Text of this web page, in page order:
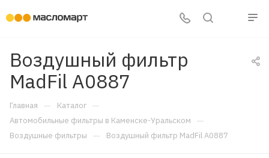
Воздушный фильтр
MadFil A0887
Главная — Каталог —
Автомобильные фильтры в Каменске-Уральском —
Воздушные фильтры — Воздушный фильтр MadFil A0887